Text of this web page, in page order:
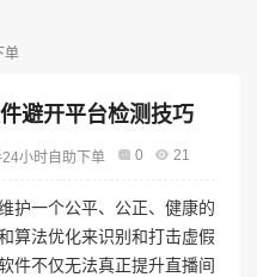
单
避开平台检测技巧
小时自助下单 0 21
护一个公平、公正、健康的
算法优化来识别和打击虚假
件不仅无法真正提升直播间